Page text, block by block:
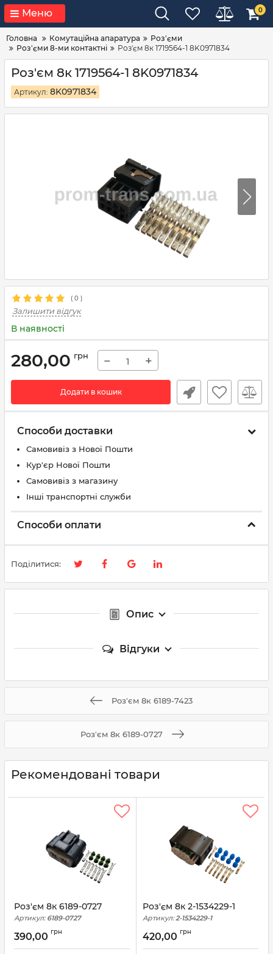
Меню 0
Головна Комутаційна апаратура
Роз'єми
Роз'єми 8-ми контактні
Роз'єм 8к 1719564-1 8K0971834
Роз'єм 8к 1719564-1 8K0971834
Артикул: 8K0971834
( 0 )
Залишити відгук
В наявності
280,00 грн − +
Додати в кошик
Способи доставки
Самовивіз з Нової Пошти
Кур'єр Нової Пошти
Самовивіз з магазину
Інші транспортні служби
Способи оплати
Поділитися:
Опис
Відгуки
Роз'єм 8к 6189-7423
Роз'єм 8к 6189-0727
Рекомендовані товари
Роз'єм 8к 6189-0727
Артикул: 6189-0727
390,00 грн
Роз'єм 8к 2-1534229-1
Артикул: 2-1534229-1
420,00 грн